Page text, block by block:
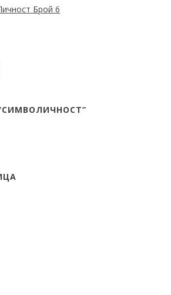
Брой 6
“СИМВОЛИЧНОСТ”